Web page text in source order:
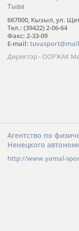
Тыва
667000, Кызыл, ул.
Тел.: (39422) 2-06-64
Факс: 2-33-09
E-mail:
Директор - ООРЖАК
Агентство по
Ненецкого
http://www.yamal-